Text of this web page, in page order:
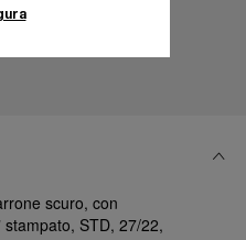
scuro, con
STD, 27/22,